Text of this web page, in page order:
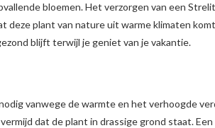
bloemen. Het verzorgen van een
deze plant van nature uit warme klimaten
blijft terwijl je geniet van je vakantie.
vanwege de warmte en het verhoogde
dat de plant in drassige grond staat.